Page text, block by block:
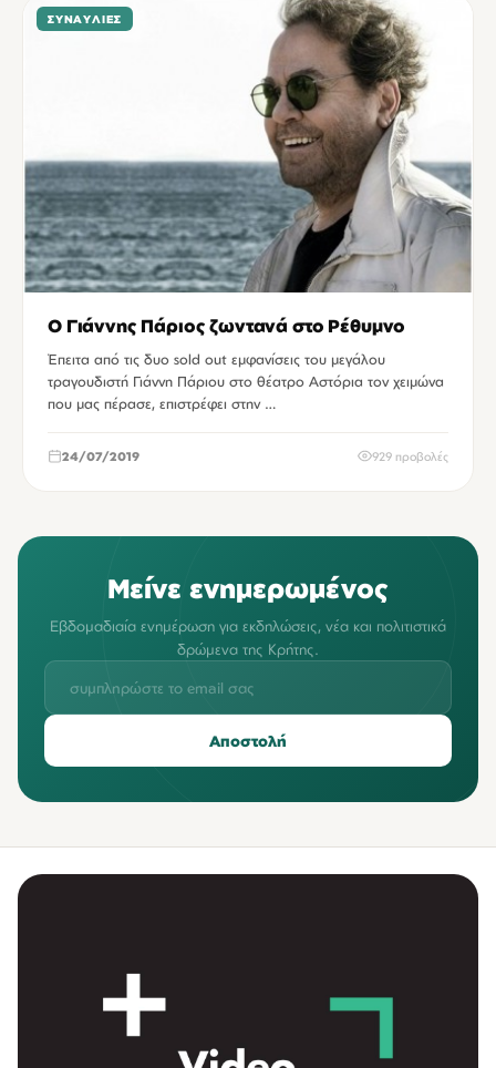
ΣΥΝΑΥΛΊΕΣ
Ο Γιάννης Πάριος ζωντανά στο Ρέθυμνο
Έπειτα από τις δυο sold out εμφανίσεις του μεγάλου
τραγουδιστή Γιάννη Πάριου στο θέατρο Αστόρια τον χειμώνα
που μας πέρασε, επιστρέφει στην …
24/07/2019 929 προβολές
Μείνε ενημερωμένος
Εβδομαδιαία ενημέρωση για εκδηλώσεις, νέα και πολιτιστικά
δρώμενα της Κρήτης.
Αποστολή